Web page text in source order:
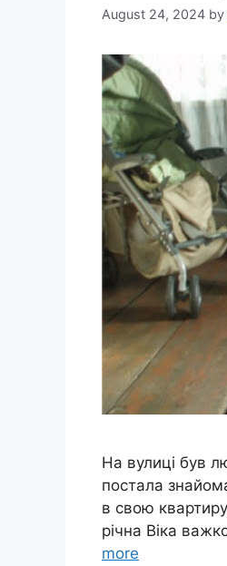
August 24, 2024 by
На вулиці був
постала
в свою
річна Віка
more